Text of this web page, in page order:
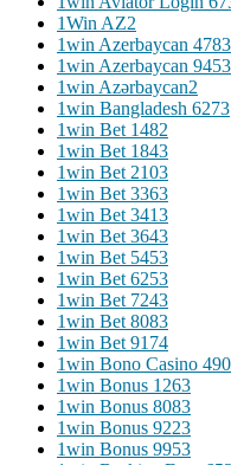
1Win AZ2
1win Azerbaycan 4783
1win Azerbaycan 9453
1win Azərbaycan2
1win Bangladesh 6273
1win Bet 1482
1win Bet 1843
1win Bet 2103
1win Bet 3363
1win Bet 3413
1win Bet 3643
1win Bet 5453
1win Bet 6253
1win Bet 7243
1win Bet 8083
1win Bet 9174
1win Bono Casino 490
1win Bonus 1263
1win Bonus 8083
1win Bonus 9223
1win Bonus 9953